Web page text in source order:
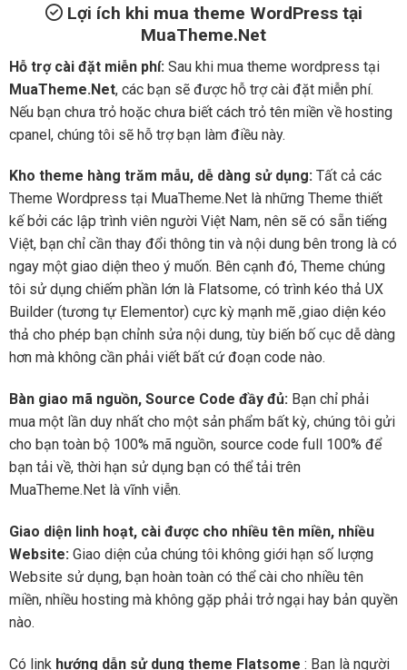
Lợi ích khi mua theme WordPress tại
MuaTheme.Net
Hỗ trợ cài đặt miễn phí: Sau khi mua theme wordpress tại
MuaTheme.Net, các bạn sẽ được hỗ trợ cài đặt miễn phí.
Nếu bạn chưa trỏ hoặc chưa biết cách trỏ tên miền về hosting
cpanel, chúng tôi sẽ hỗ trợ bạn làm điều này.
Kho theme hàng trăm mẫu, dễ dàng sử dụng: Tất cả các
Theme Wordpress tại MuaTheme.Net là những Theme thiết
kế bởi các lập trình viên người Việt Nam, nên sẽ có sẵn tiếng
Việt, bạn chỉ cần thay đổi thông tin và nội dung bên trong là có
ngay một giao diện theo ý muốn. Bên cạnh đó, Theme chúng
tôi sử dụng chiếm phần lớn là Flatsome, có trình kéo thả UX
Builder (tương tự Elementor) cực kỳ mạnh mẽ ,giao diện kéo
thả cho phép bạn chỉnh sửa nội dung, tùy biến bố cục dễ dàng
hơn mà không cần phải viết bất cứ đoạn code nào.
Bàn giao mã nguồn, Source Code đầy đủ: Bạn chỉ phải
mua một lần duy nhất cho một sản phẩm bất kỳ, chúng tôi gửi
cho bạn toàn bộ 100% mã nguồn, source code full 100% để
bạn tải về, thời hạn sử dụng bạn có thể tải trên
MuaTheme.Net là vĩnh viễn.
Giao diện linh hoạt, cài được cho nhiều tên miền, nhiều
Website: Giao diện của chúng tôi không giới hạn số lượng
Website sử dụng, bạn hoàn toàn có thể cài cho nhiều tên
miền, nhiều hosting mà không gặp phải trở ngại hay bản quyền
nào.
Có link hướng dẫn sử dụng theme Flatsome : Bạn là người